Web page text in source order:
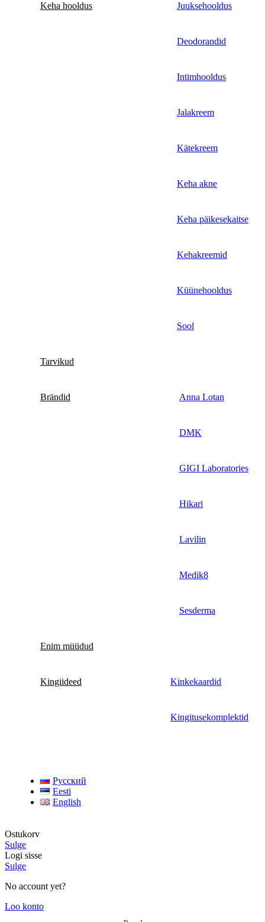
Keha hooldus Juuksehooldus
Deodorandid
Intimhooldus
Jalakreem
Kätekreem
Keha akne
Keha päikesekaitse
Kehakreemid
Küünehooldus
Sool
Tarvikud
Brändid Anna Lotan
DMK
GIGI Laboratories
Hikari
Lavilin
Medik8
Sesderma
Enim müüdud
Kingiideed Kinkekaardid
Kingitusekomplektid
Русский
Eesti
English
Ostukorv
Sulge
Logi sisse
Sulge
No account yet?
Loo konto